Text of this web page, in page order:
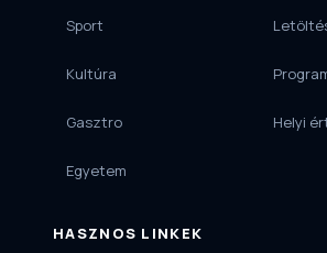
Sport
Kultúra
Gasztro
Egyetem
Helyi
HASZNOS LINKEK